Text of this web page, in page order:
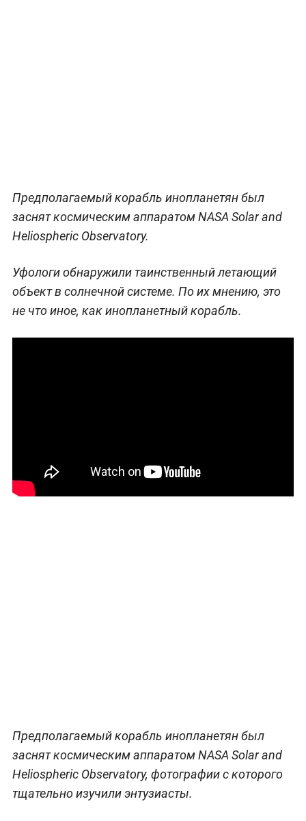
Предполагаемый корабль инопланетян был
заснят космическим аппаратом NASA Solar and
Heliospheric Observatory.
Уфологи обнаружили таинственный летающий
объект в солнечной системе. По их мнению, это
не что иное, как инопланетный корабль.
Предполагаемый корабль инопланетян был
заснят космическим аппаратом NASA Solar and
Heliospheric Observatory, фотографии с которого
тщательно изучили энтузиасты.